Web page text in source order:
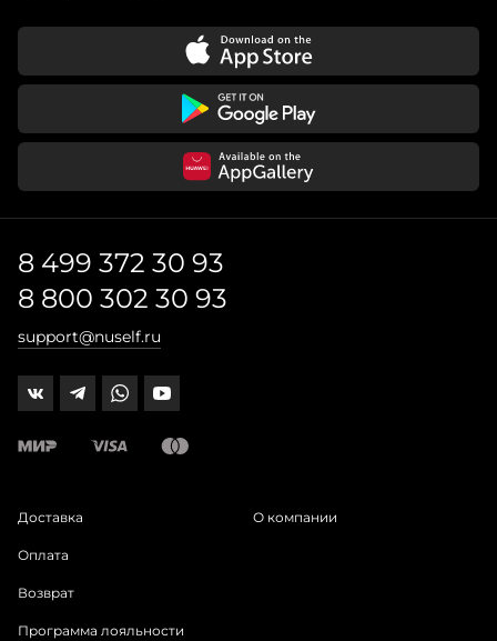
8 499 372 30 93
8 800 302 30 93
support@nuself.ru
Доставка
Оплата
Возврат
Программа лояльности
О компании